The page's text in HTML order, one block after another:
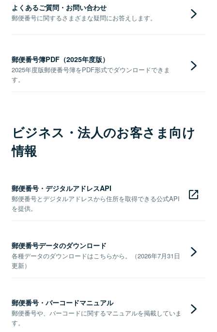
よくあるご質問・お問い合わせ
郵便番号に関するさまざまな疑問にお答えします。
郵便番号簿PDF（2025年度版）
2025年度版郵便番号簿をPDF形式でダウンロードできま
す。
ビジネス・法人のお客さま向け
情報
郵便番号・デジタルアドレスAPI
郵便番号とデジタルアドレスから住所を取得できる公式API
を提供。
郵便番号データのダウンロード
各種データのダウンロードはこちらから。（2026年7月31日
更新）
郵便番号・バーコードマニュアル
郵便番号や、バーコードに関するマニュアルを掲載していま
す。